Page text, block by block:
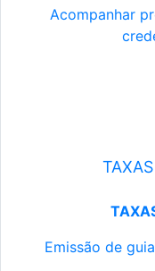
Acompanhar
Emissão de